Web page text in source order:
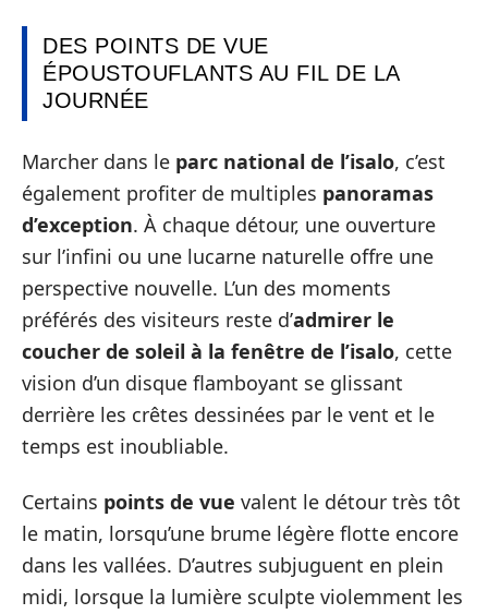
DES POINTS DE VUE
ÉPOUSTOUFLANTS AU FIL DE LA
JOURNÉE
Marcher dans le parc national de l’isalo, c’est
également profiter de multiples panoramas
d’exception. À chaque détour, une ouverture
sur l’infini ou une lucarne naturelle offre une
perspective nouvelle. L’un des moments
préférés des visiteurs reste d’admirer le
coucher de soleil à la fenêtre de l’isalo, cette
vision d’un disque flamboyant se glissant
derrière les crêtes dessinées par le vent et le
temps est inoubliable.
Certains points de vue valent le détour très tôt
le matin, lorsqu’une brume légère flotte encore
dans les vallées. D’autres subjuguent en plein
midi, lorsque la lumière sculpte violemment les